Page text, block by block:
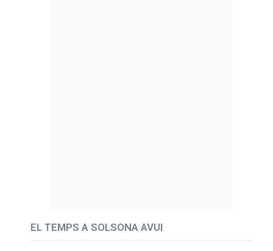
EL TEMPS A SOLSONA AVUI